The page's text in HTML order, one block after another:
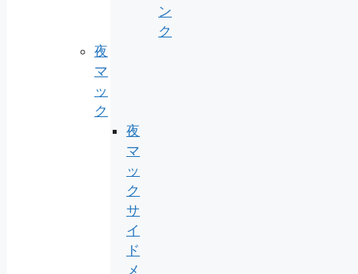
ン
ク
夜
マ
ッ
ク
夜
マ
ッ
ク
サ
イ
ド
メ